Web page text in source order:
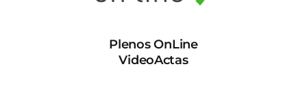
Plenos OnLine
VideoActas